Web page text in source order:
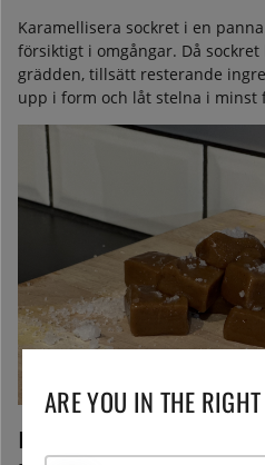
Karamellisera sockret i en
försiktigt i omgångar. Då
grädden, tillsätt resterande
upp i form och låt stelna i minst
Pâte de fruit
ARE YOU IN THE